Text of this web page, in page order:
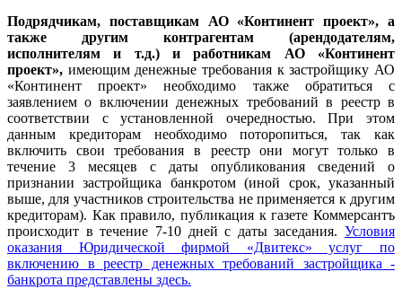
Подрядчикам, поставщикам АО «Континент проект», а
также другим контрагентам (арендодателям,
исполнителям и т.д.) и работникам АО «Континент
проект», имеющим денежные требования к застройщику АО
«Континент проект» необходимо также обратиться с
заявлением о включении денежных требований в реестр в
соответствии с установленной очередностью. При этом
данным кредиторам необходимо поторопиться, так как
включить свои требования в реестр они могут только в
течение 3 месяцев с даты опубликования сведений о
признании застройщика банкротом (иной срок, указанный
выше, для участников строительства не применяется к другим
кредиторам). Как правило, публикация к газете Коммерсантъ
происходит в течение 7-10 дней с даты заседания. Условия
оказания Юридической фирмой «Двитекс» услуг по
включению в реестр денежных требований застройщика -
банкрота представлены здесь.